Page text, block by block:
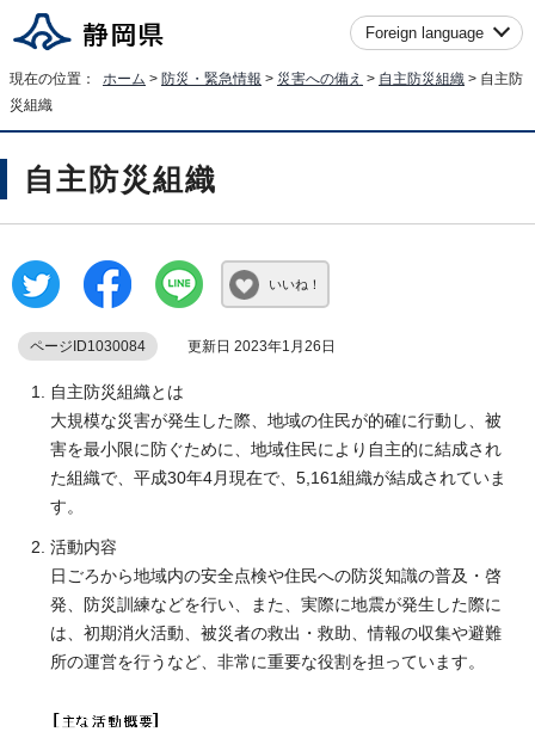
Foreign language
現在の位置： ホーム > 防災・緊急情報 > 災害への備え > 自主防災組織 > 自主防
災組織
自主防災組織
いいね！
ページID1030084 更新日 2023年1月26日
自主防災組織とは
大規模な災害が発生した際、地域の住民が的確に行動し、被
害を最小限に防ぐために、地域住民により自主的に結成され
た組織で、平成30年4月現在で、5,161組織が結成されていま
す。
活動内容
日ごろから地域内の安全点検や住民への防災知識の普及・啓
発、防災訓練などを行い、また、実際に地震が発生した際に
は、初期消火活動、被災者の救出・救助、情報の収集や避難
所の運営を行うなど、非常に重要な役割を担っています。